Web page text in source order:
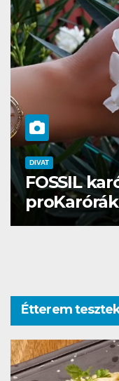
DIVAT
öltöztet!
Étterem